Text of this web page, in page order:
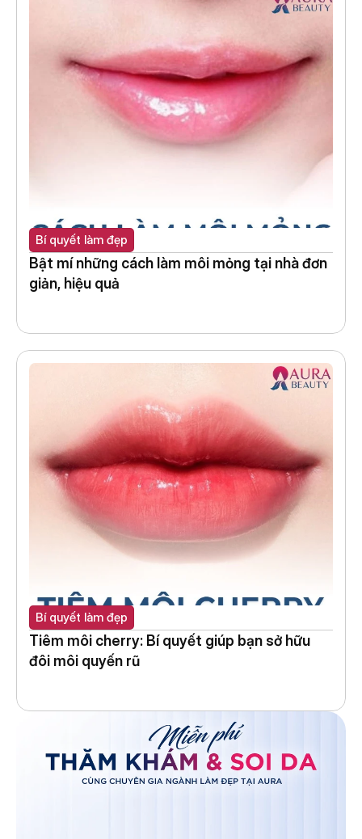
Bí quyết làm đẹp
Bật mí những cách làm môi mỏng tại nhà đơn
giản, hiệu quả
Bí quyết làm đẹp
Tiêm môi cherry: Bí quyết giúp bạn sở hữu
đôi môi quyến rũ